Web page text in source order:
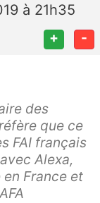
à 21h35
+ -
des
que ce
FAI français
Alexa,
France et